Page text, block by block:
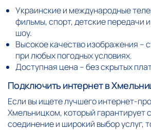
Украинские и международные
фильмы, спорт, детские передачи
шоу.
Высокое качество изображения –
при любых погодных условиях.
Доступная цена – без скрытых
Подключить интернет в
Если вы ищете лучшего интернет-
Хмельницком, который гарантирует
соединение и широкий выбор услуг,